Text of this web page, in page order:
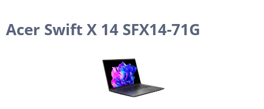
Acer Swift X 14 SFX14-71G